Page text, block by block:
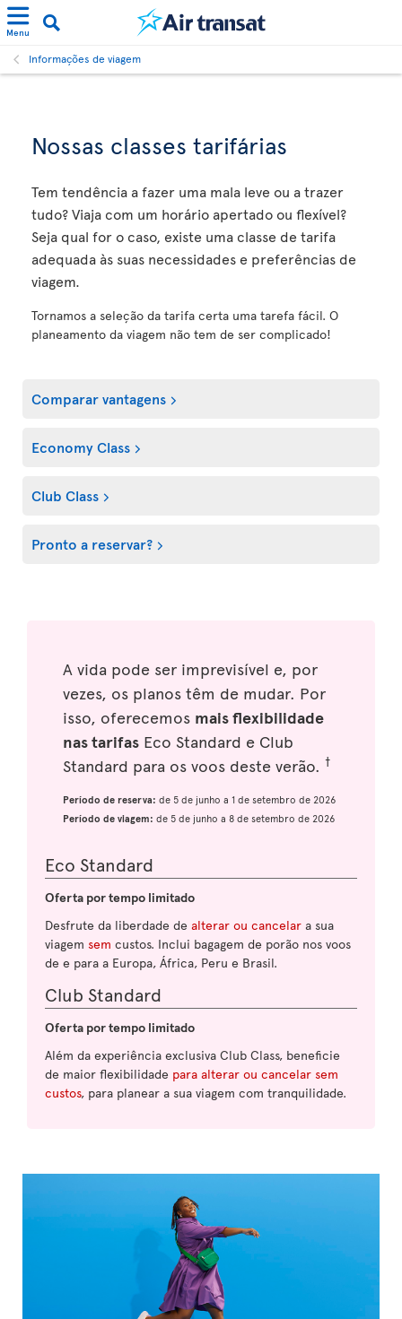
Menu
Informações de viagem
Nossas classes tarifárias
Tem tendência a fazer uma mala leve ou a trazer
tudo? Viaja com um horário apertado ou flexível?
Seja qual for o caso, existe uma classe de tarifa
adequada às suas necessidades e preferências de
viagem.
Tornamos a seleção da tarifa certa uma tarefa fácil. O
planeamento da viagem não tem de ser complicado!
Comparar vantagens
Economy Class
Club Class
Pronto a reservar?
A vida pode ser imprevisível e, por
vezes, os planos têm de mudar. Por
isso, oferecemos mais flexibilidade
nas tarifas Eco Standard e Club
Standard para os voos deste verão. †
Período de reserva: de 5 de junho a 1 de setembro de 2026
Período de viagem: de 5 de junho a 8 de setembro de 2026
Eco Standard
Oferta por tempo limitado
Desfrute da liberdade de alterar ou cancelar a sua
viagem sem custos. Inclui bagagem de porão nos voos
de e para a Europa, África, Peru e Brasil.
Club Standard
Oferta por tempo limitado
Além da experiência exclusiva Club Class, beneficie
de maior flexibilidade para alterar ou cancelar sem
custos, para planear a sua viagem com tranquilidade.